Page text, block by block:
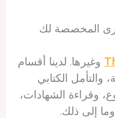
المخصصة لك
وغيرها. لدينا أقسام
والتأمل الكتابي
وقراءة الشهادات،
وما إلى ذلك.